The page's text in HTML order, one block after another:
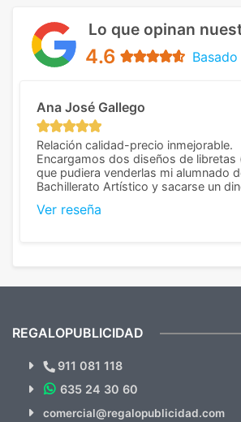
Lo que opinan
4.6
Ana José Gallego
Relación calidad-precio inmejorable.
Encargamos dos diseños de libretas
que pudiera venderlas mi alumnado
Bachillerato Artístico y sacarse un
diferencia, con libretas de muy buena
mandaron las miniaturas para
recomendables.
Ver reseña
¿Quieres ver nuestras
Novedades y Ofertas?
REGALOPUBLICIDAD
911 081 118
635 24 30 60
comercial@regalopublicidad.com